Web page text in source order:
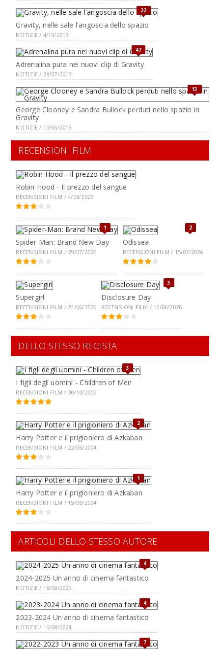
22
Gravity, nelle sale l'angoscia dello spazio
NOTIZIE / 4/10/2013
47
Adrenalina pura nei nuovi clip di Gravity
NOTIZIE / 29/07/2013
13
George Clooney e Sandra Bullock perduti nello spazio in
Gravity
NOTIZIE / 13/05/2013
RECENSIONI FILM
Robin Hood - Il prezzo del sangue
RECENSIONI FILM / 4/08/2026
1
Spider-Man: Brand New Day
RECENSIONI FILM / 29/07/2026
2
Odissea
RECENSIONI FILM / 15/07/2026
Supergirl
RECENSIONI FILM / 24/06/2026
3
Disclosure Day
RECENSIONI FILM / 10/06/2026
DELLO STESSO REGISTA
3
I figli degli uomini - Children of Men
RECENSIONI FILM / 30/10/2006
2
Harry Potter e il prigioniero di Azkaban
RECENSIONI FILM / 22/06/2004
1
Harry Potter e il prigioniero di Azkaban
RECENSIONI FILM / 15/06/2004
ARTICOLI DELLO STESSO AUTORE
4
2024-2025 Un anno di cinema fantastico
NOTIZIE / 18/08/2025
4
2023-2024 Un anno di cinema fantastico
NOTIZIE / 16/08/2024
7